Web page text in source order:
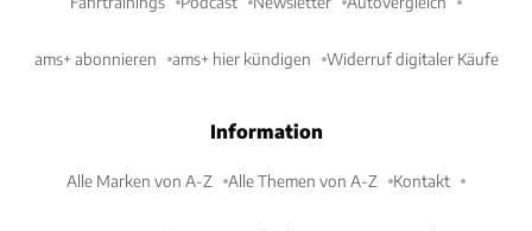
ams+ abonnieren ams+ hier kündigen Widerruf digitaler Käufe
Information
Alle Marken von A-Z Alle Themen von A-Z Kontakt